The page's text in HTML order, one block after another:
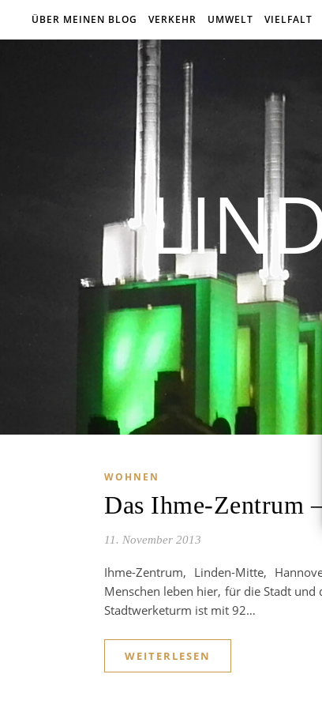
ÜBER MEINEN BLOG VERKEHR UMWELT VIELFALT
WOHNEN
Das Ihme-Zentrum
11. November 2013
Ihme-Zentrum, Linden-Mitte,
Menschen leben hier, für die Stadt
Stadtwerketurm ist mit 92…
WEITERLESEN